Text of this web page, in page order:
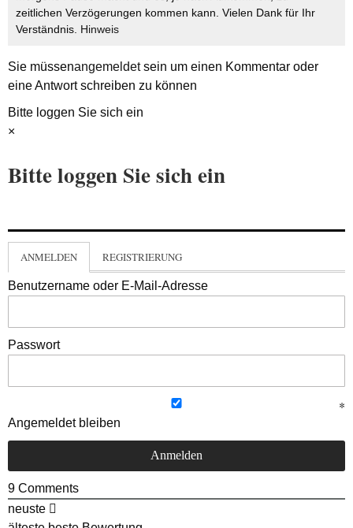
zeitlichen Verzögerungen kommen kann. Vielen Dank für Ihr
Verständnis. Hinweis
Sie müssenangemeldetsein um einen Kommentar oder
eine Antwort schreiben zu können
Bitte loggen Sie sich ein
×
Bitte loggen Sie sich ein
ANMELDEN REGISTRIERUNG
Benutzername oder E-Mail-Adresse
Passwort
Angemeldet bleiben
9 Comments
neuste